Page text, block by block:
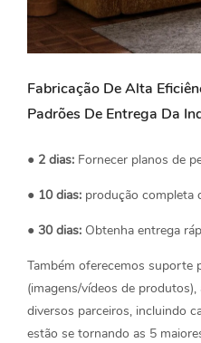
Fabricação De Alta
Padrões De Entrega Da
● 2 dias: Fornecer planos de
● 10 dias: produção completa
● 30 dias: Obtenha entrega
Também oferecemos suporte
(imagens/vídeos de
diversos parceiros, incluindo
estão se tornando as 5